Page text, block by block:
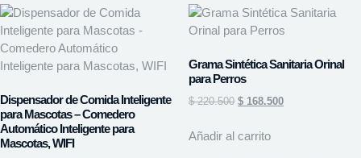
Dispensador de Comida Inteligente
para Mascotas – Comedero
Automático Inteligente para
Mascotas, WIFI
Grama Sintética Sanitaria Orinal
para Perros
$220.500 $ 168.500
Añadir al carrito